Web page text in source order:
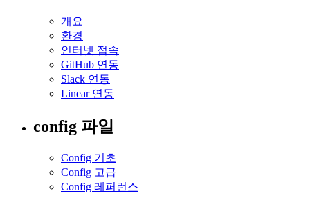
개요
환경
인터넷 접속
GitHub 연동
Slack 연동
Linear 연동
config 파일
Config 기초
Config 고급
Config 레퍼런스